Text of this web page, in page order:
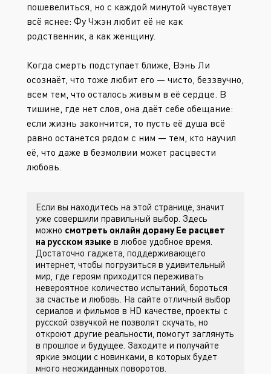
пошевелиться, но с каждой минутой чувствует
всё яснее: Фу Чжэн любит её не как
родственник, а как женщину.
Когда смерть подступает ближе, Вэнь Ли
осознаёт, что тоже любит его — чисто, беззвучно,
всем тем, что осталось живым в её сердце. В
тишине, где нет слов, она даёт себе обещание:
если жизнь закончится, то пусть её душа всё
равно останется рядом с ним — тем, кто научил
её, что даже в безмолвии может расцвести
любовь.
Если вы находитесь на этой странице, значит
уже совершили правильный выбор. Здесь
можно смотреть онлайн дораму Ее расцвет
на русском языке в любое удобное время.
Достаточно гаджета, поддерживающего
интернет, чтобы погрузиться в удивительный
мир, где героям приходится переживать
невероятное количество испытаний, бороться
за счастье и любовь. На сайте отличный выбор
сериалов и фильмов в HD качестве, проекты с
русской озвучкой не позволят скучать, но
откроют другие реальности, помогут заглянуть
в прошлое и будущее. Заходите и получайте
яркие эмоции с новинками, в которых будет
много неожиданных поворотов.